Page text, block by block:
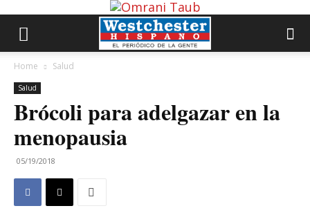
Home Salud
Salud
Brócoli para adelgazar en la
menopausia
05/19/2018